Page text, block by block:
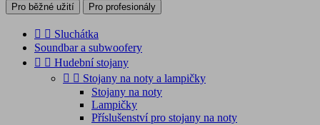
Pro běžné užití Pro profesionály
  Sluchátka
Soundbar a subwoofery
  Hudební stojany
  Stojany na noty a lampičky
Stojany na noty
Lampičky
Příslušenství pro stojany na noty